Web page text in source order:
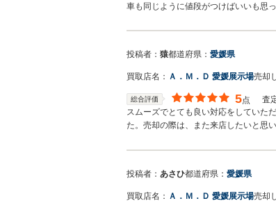
車も同じように値段がつけばいいも思
投稿者： 猿都道府県： 愛媛県
買取店名： Ａ．Ｍ．Ｄ 愛媛展示場売却
総合評価 5点 査
スムーズでとても良い対応をしていた
た。売却の際は、また来店したいと思い
投稿者： あさひ都道府県： 愛媛県
買取店名： Ａ．Ｍ．Ｄ 愛媛展示場売却